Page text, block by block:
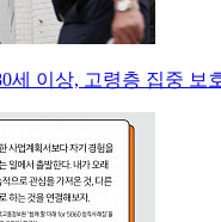
세 이상, 고령층 집중 보